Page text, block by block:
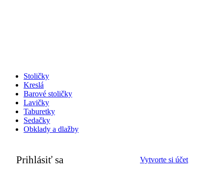
Stoličky
Kreslá
Barové stoličky
Lavičky
Taburetky
Sedačky
Obklady a dlažby
Prihlásiť sa Vytvorte si účet